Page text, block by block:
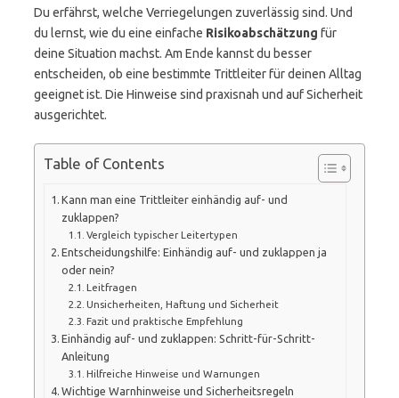
Du erfährst, welche Verriegelungen zuverlässig sind. Und
du lernst, wie du eine einfache Risikoabschätzung für
deine Situation machst. Am Ende kannst du besser
entscheiden, ob eine bestimmte Trittleiter für deinen Alltag
geeignet ist. Die Hinweise sind praxisnah und auf Sicherheit
ausgerichtet.
Table of Contents
Kann man eine Trittleiter einhändig auf- und
zuklappen?
Vergleich typischer Leitertypen
Entscheidungshilfe: Einhändig auf- und zuklappen ja
oder nein?
Leitfragen
Unsicherheiten, Haftung und Sicherheit
Fazit und praktische Empfehlung
Einhändig auf- und zuklappen: Schritt-für-Schritt-
Anleitung
Hilfreiche Hinweise und Warnungen
Wichtige Warnhinweise und Sicherheitsregeln